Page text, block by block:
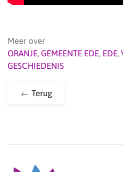
Meer over
ORANJE, GEMEENTE EDE, EDE,
GESCHIEDENIS
Terug